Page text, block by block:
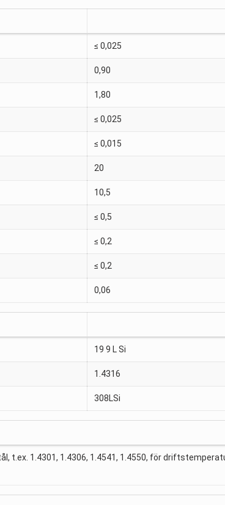
≤ 0,025
0,90
1,80
≤ 0,025
≤ 0,015
20
10,5
≤ 0,5
≤ 0,2
≤ 0,2
0,06
19 9 L Si
1.4316
308LSi
1.4301, 1.4306, 1.4541, 1.4550, för